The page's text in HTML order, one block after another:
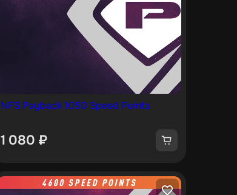
NFS Payback 1050 Speed Points
1 080 ₽